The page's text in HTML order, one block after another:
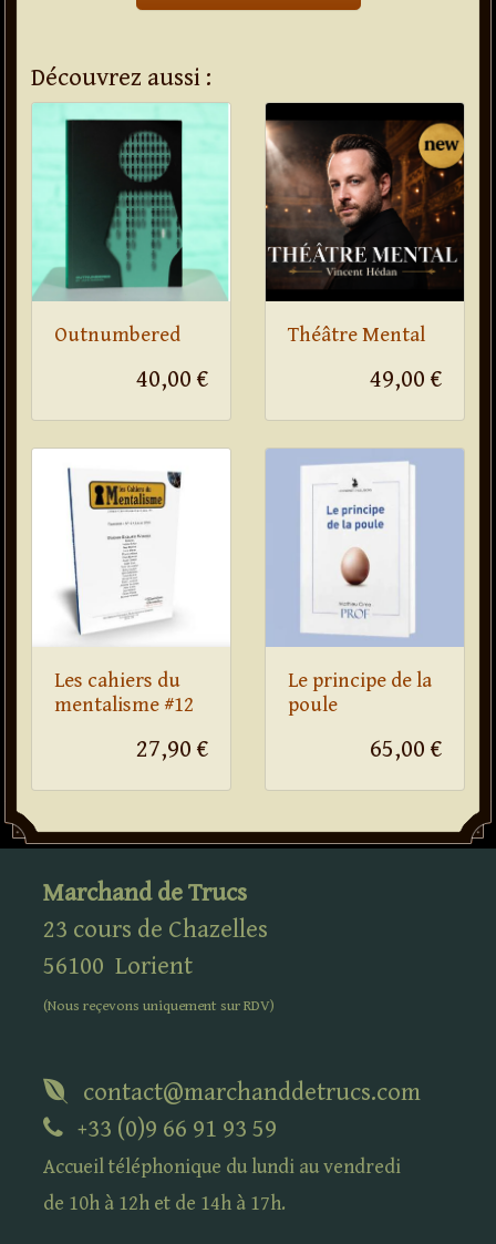
Découvrez aussi :
Outnumbered
40,00 €
Théâtre Mental
49,00 €
Les cahiers du
mentalisme #12
27,90 €
Le principe de la
poule
65,00 €
Marchand de Trucs
23 cours de Chazelles
56100 Lorient
(Nous reçevons uniquement surRDV)
contact@marchanddetrucs.com
+33 (0)9 66 91 93 59
Accueil téléphonique du lundi au vendredi
de 10h à 12h et de 14h à 17h.